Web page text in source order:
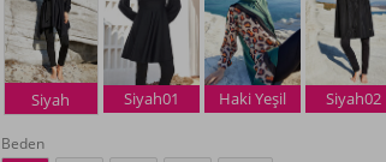
Siyah Siyah01 Haki Yeşil Siyah02
Beden